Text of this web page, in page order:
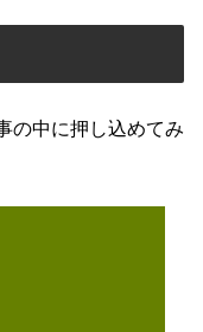
の中に押し込めてみ